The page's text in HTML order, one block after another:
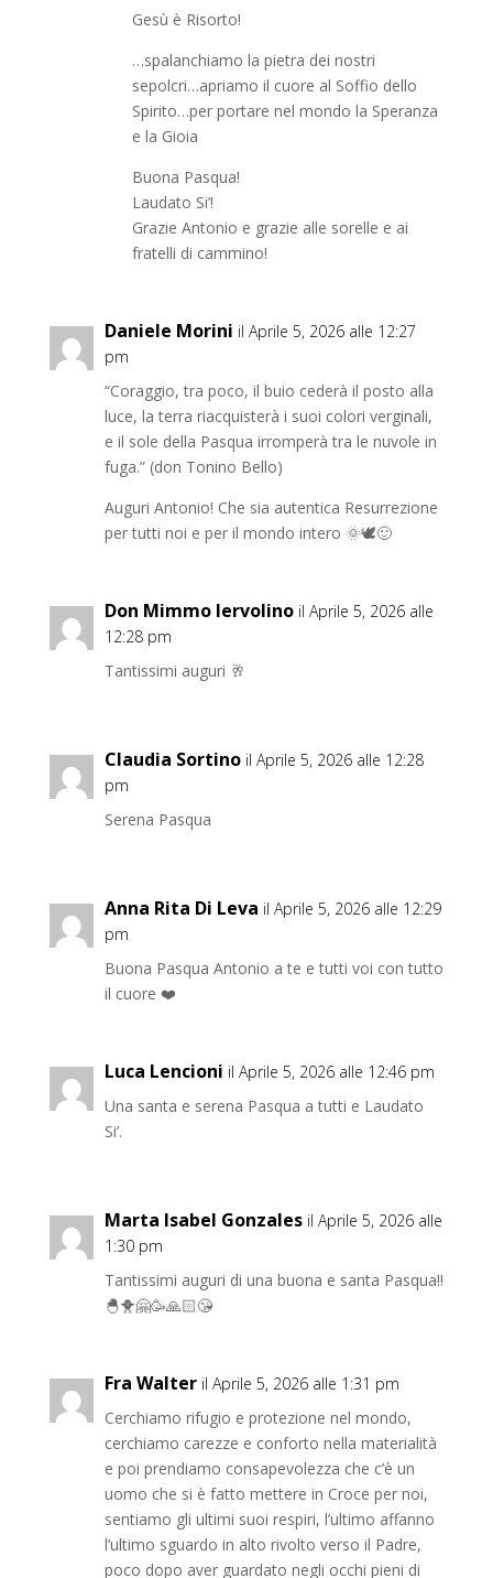
Gesù è Risorto!
…spalanchiamo la pietra dei nostri
sepolcri…apriamo il cuore al Soffio dello
Spirito…per portare nel mondo la Speranza
e la Gioia
Buona Pasqua!
Laudato Si’!
Grazie Antonio e grazie alle sorelle e ai
fratelli di cammino!
Daniele Morini il Aprile 5, 2026 alle 12:27
pm
“Coraggio, tra poco, il buio cederà il posto alla
luce, la terra riacquisterà i suoi colori verginali,
e il sole della Pasqua irromperà tra le nuvole in
fuga.” (don Tonino Bello)
Auguri Antonio! Che sia autentica Resurrezione
per tutti noi e per il mondo intero 🌞🕊️🙂
Don Mimmo Iervolino il Aprile 5, 2026 alle
12:28 pm
Tantissimi auguri 🥂
Claudia Sortino il Aprile 5, 2026 alle 12:28
pm
Serena Pasqua
Anna Rita Di Leva il Aprile 5, 2026 alle 12:29
pm
Buona Pasqua Antonio a te e tutti voi con tutto
il cuore ❤️
Luca Lencioni il Aprile 5, 2026 alle 12:46 pm
Una santa e serena Pasqua a tutti e Laudato
Si’.
Marta Isabel Gonzales il Aprile 5, 2026 alle
1:30 pm
Tantissimi auguri di una buona e santa Pasqua!!
🐣🐥🤗🥳🙏🏻😘
Fra Walter il Aprile 5, 2026 alle 1:31 pm
Cerchiamo rifugio e protezione nel mondo,
cerchiamo carezze e conforto nella materialità
e poi prendiamo consapevolezza che c’è un
uomo che si è fatto mettere in Croce per noi,
sentiamo gli ultimi suoi respiri, l’ultimo affanno
l’ultimo sguardo in alto rivolto verso il Padre,
poco dopo aver guardato negli occhi pieni di